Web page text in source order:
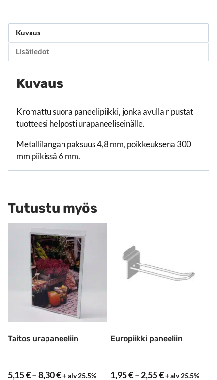
Kuvaus
Lisätiedot
Kuvaus
Kromattu suora paneelipiikki, jonka avulla ripustat
tuotteesi helposti urapaneeliseinälle.
Metallilangan paksuus 4,8 mm, poikkeuksena 300
mm piikissä 6 mm.
Tutustu myös
Taitos urapaneeliin
5,15€–8,30€Hintaluokka:
+ alv 25.5%
Europiikki paneeliin
1,95€–2,55€Hintaluokka:
+ alv 25.5%